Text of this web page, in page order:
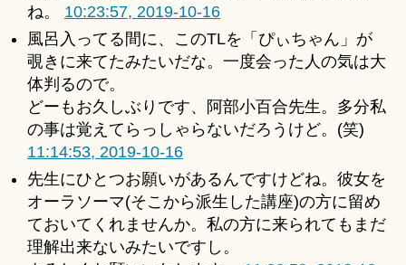
ね。 10:23:57, 2019-10-16
風呂入ってる間に、このTLを「ぴぃちゃん」が
覗きに来てたみたいだな。一度会った人の気は大
体判るので。
どーもお久しぶりです、阿部小百合先生。多分私
の事は覚えてらっしゃらないだろうけど。(笑)
11:14:53, 2019-10-16
先生にひとつお願いがあるんですけどね。彼女を
オーラソーマ(そこから派生した講座)の方に留め
ておいてくれませんか。私の方に来られてもまだ
理解出来ないみたいですし。